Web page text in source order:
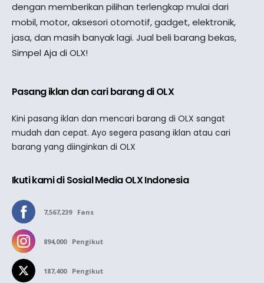
dengan memberikan pilihan terlengkap mulai dari
mobil, motor, aksesori otomotif, gadget, elektronik,
jasa, dan masih banyak lagi. Jual beli barang bekas,
Simpel Aja di OLX!
Pasang iklan dan cari barang di OLX
Kini pasang iklan dan mencari barang di OLX sangat
mudah dan cepat. Ayo segera pasang iklan atau cari
barang yang diinginkan di OLX
Ikuti kami di Sosial Media OLX Indonesia
7,567,239 Fans
894,000 Pengikut
187,400 Pengikut